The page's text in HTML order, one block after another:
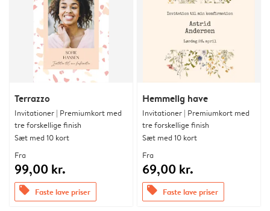
Terrazzo
Invitationer | Premiumkort med
tre forskellige finish
Sæt med 10 kort
Fra
99,00 kr.
offers Faste lave priser
Hemmelig have
Invitationer | Premiumkort med
tre forskellige finish
Sæt med 10 kort
Fra
69,00 kr.
offers Faste lave priser